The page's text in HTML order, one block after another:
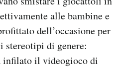
alle bambine e
dell’occasione per
stereotipi di genere:
infilato il videogioco di